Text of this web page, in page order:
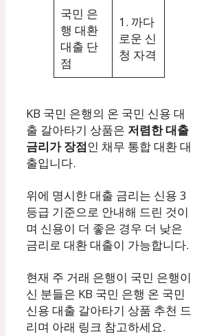
국민 은
행 대환
대출 단
점
1. 까다
로운 신
청 자격
KB 국민 은행의 온 국민 신용 대
출 갈아타기 상품은 저렴한 대출
금리가 장점인 채무 통합 대환 대
출입니다.
위에 명시한 대출 금리는 신용 3
등급 기준으로 안내해 드린 것이
며 신용이 더 좋은 경우 더 낮은
금리로 대환 대출이 가능합니다.
현재 주 거래 은행이 국민 은행이
신 분들은 KB 국민 은행 온 국민
신용 대출 갈아타기 상품 추천 드
리며 아래 링크 참고하세요.